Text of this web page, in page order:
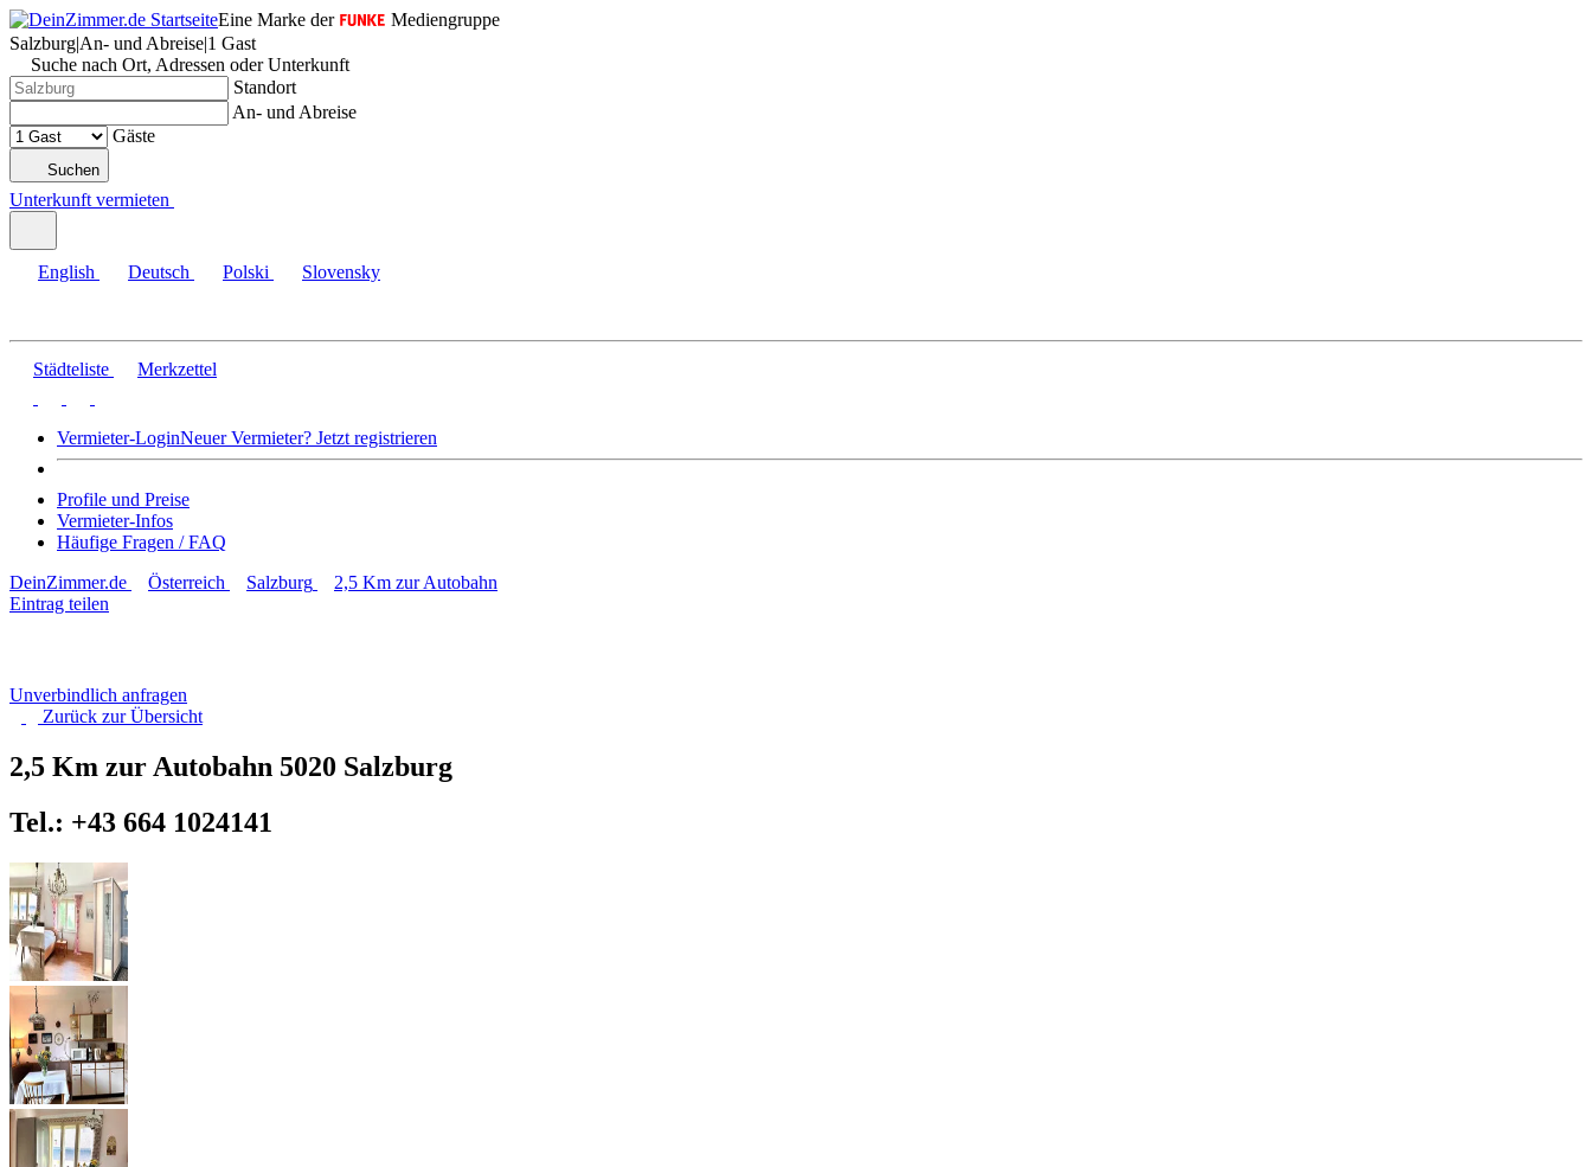
Eine Marke der
Mediengruppe
Salzburg|An- und Abreise|1 Gast
Suche nach Ort, Adressen oder Unterkunft
Standort
An- und Abreise
Gäste
Suchen
Unterkunft vermieten
English Deutsch Polski Slovensky
Städteliste Merkzettel
Vermieter-LoginNeuer Vermieter? Jetzt registrieren
Profile und Preise
Vermieter-Infos
Häufige Fragen / FAQ
DeinZimmer.de
Österreich Salzburg
2,5 Km zur Autobahn
Eintrag teilen
Unverbindlich anfragen
Zurück zurÜbersicht
2,5 Km zur Autobahn 5020 Salzburg
Tel.: +43 664 1024141